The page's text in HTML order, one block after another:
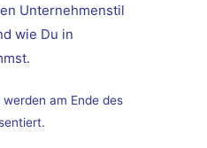
Unternehmenstil
wie Du in
werden am Ende des